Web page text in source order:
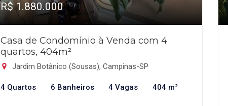
R$ 1.880.000
Casa de Condomínio à Venda com 4
quartos, 404m²
Jardim Botânico (Sousas), Campinas-SP
4 Quartos 6 Banheiros 4 Vagas 404 m²